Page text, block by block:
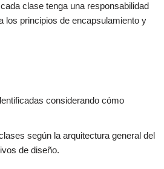
clase tenga una responsabilidad
los principios de encapsulamiento y
considerando cómo
según la arquitectura general del
de diseño.